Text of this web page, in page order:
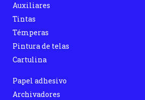
Auxiliares
Tintas
Témperas
Pintura de telas
Cartulina
Papel adhesivo
Archivadores